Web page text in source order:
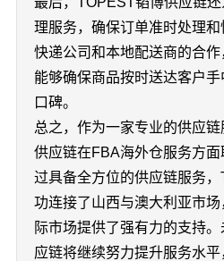
理服务，确保订单准时处理
快递公司和本地配送商的合
能够确保商品按时送达客户
口碑。
总之，作为一家专业的供应
供应链在FBA海外仓服务方
过具备全方位的供应链服务
功连接了山西与澳大利亚市
际市场提供了强有力的支持
应链将继续努力提升服务水